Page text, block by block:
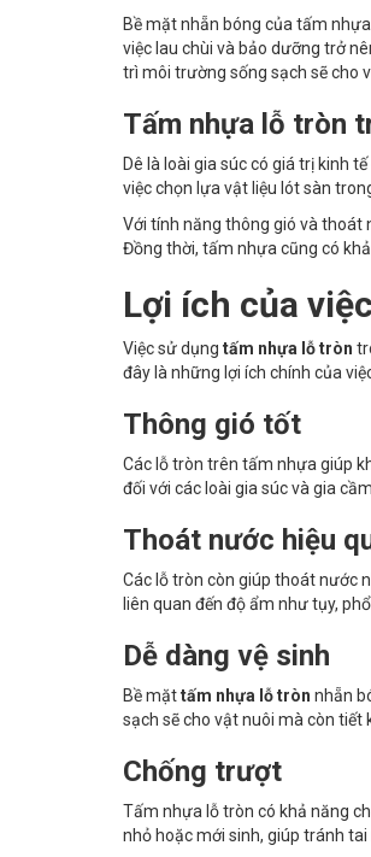
Bề mặt nhẵn bóng của tấm
việc lau chùi và bảo dưỡng trở
trì môi trường sống sạch sẽ cho
Tấm nhựa lỗ tròn
Dê là loài gia súc có giá trị kinh
việc chọn lựa vật liệu lót sàn
Với tính năng thông gió và thoát
Đồng thời, tấm nhựa cũng có
Lợi ích của
Việc sử dụng tấm nhựa lỗ tròn
đây là những lợi ích chính của
Thông gió tốt
Các lỗ tròn trên tấm nhựa giúp
đối với các loài gia súc và gia
Thoát nước hiệu
Các lỗ tròn còn giúp thoát nước
liên quan đến độ ẩm như tụy,
Dễ dàng vệ sinh
Bề mặttấm nhựa lỗ tròn nhẵn
sạch sẽ cho vật nuôi mà còn tiết
Chống trượt
Tấm nhựa lỗ tròn có khả năng
nhỏ hoặc mới sinh, giúp tránh